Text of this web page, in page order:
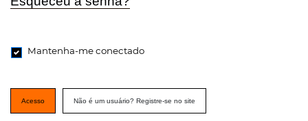
Mantenha-me conectado
Acesso Não é um usuário? Registre-se no site